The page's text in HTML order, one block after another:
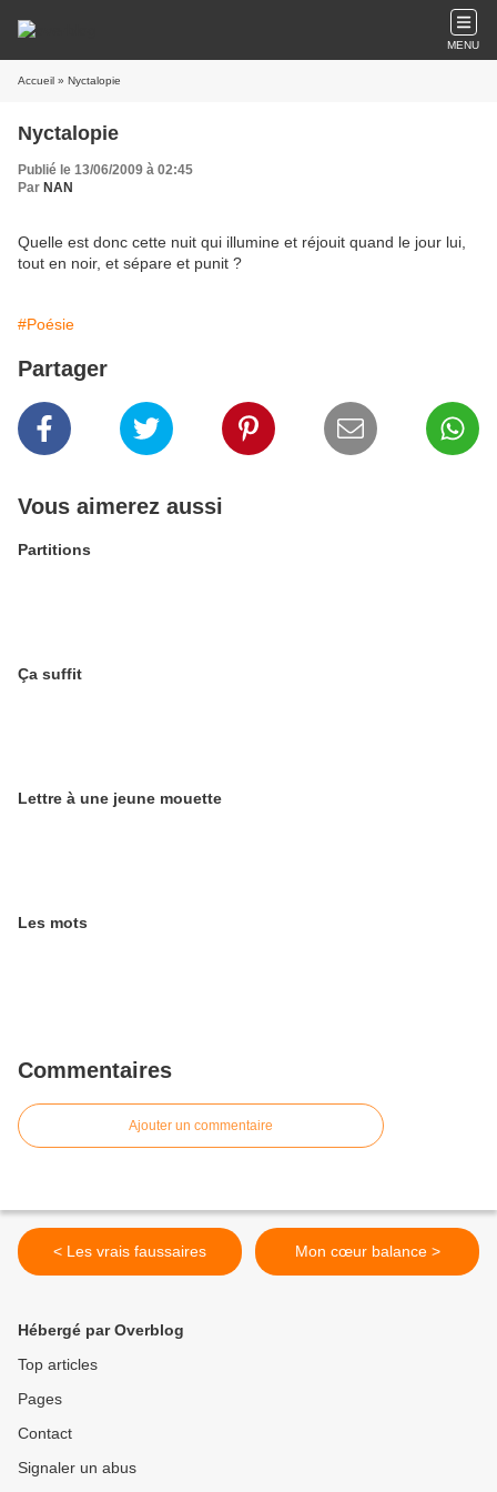
MENU
Accueil » Nyctalopie
Nyctalopie
Publié le 13/06/2009 à 02:45
Par NAN
Quelle est donc cette nuit qui illumine et réjouit quand le jour lui,
tout en noir, et sépare et punit ?
#Poésie
Partager
Vous aimerez aussi
Partitions
Ça suffit
Lettre à une jeune mouette
Les mots
Commentaires
Ajouter un commentaire
< Les vrais faussaires Mon cœur balance >
Hébergé par Overblog
Top articles
Pages
Contact
Signaler un abus